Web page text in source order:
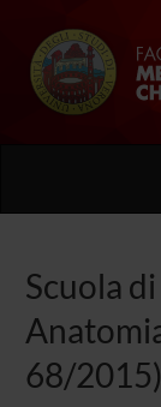
Scuola
68/2015)